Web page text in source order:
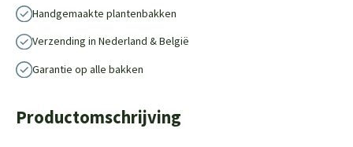
Handgemaakte plantenbakken
Verzending in Nederland & België
Garantie op alle bakken
Productomschrijving